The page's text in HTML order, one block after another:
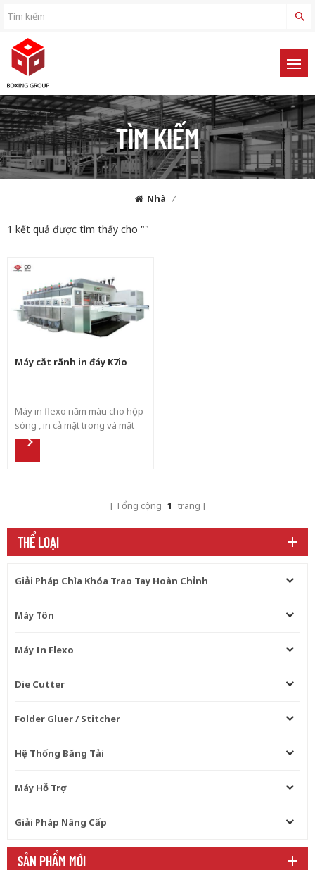
TÌM KIẾM
Nhà /
1 kết quả được tìm thấy cho ""
Máy cắt rãnh in đáy K7io
Máy in flexo năm màu cho hộp
sóng , in cả mặt trong và mặt
ngoài, in trên và dưới.
Tổng cộng 1 trang
THỂ LOẠI
Giải Pháp Chìa Khóa Trao Tay Hoàn Chỉnh
Máy Tôn
Máy In Flexo
Die Cutter
Folder Gluer / Stitcher
Hệ Thống Băng Tải
Máy Hỗ Trợ
Giải Pháp Nâng Cấp
SẢN PHẨM MỚI